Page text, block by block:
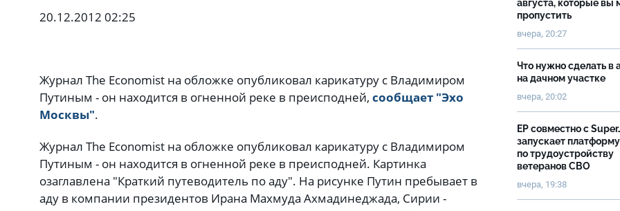
20.12.2012 02:25
Журнал The Economist на обложке опубликовал карикатуру с Владимиром
Путиным - он находится в огненной реке в преисподней, сообщает "Эхо
Москвы".
Журнал The Economist на обложке опубликовал карикатуру с Владимиром
Путиным - он находится в огненной реке в преисподней. Картинка
озаглавлена "Краткий путеводитель по аду". На рисунке Путин пребывает в
аду в компании президентов Ирана Махмуда Ахмадинеджада, Сирии -
августа, которые вы
пропустить
вчера, 20:27
Что нужно сделать в
на дачном участке
вчера, 20:02
ЕР совместно с
запускает платформу
по трудоустройству
ветеранов СВО
вчера, 19:38